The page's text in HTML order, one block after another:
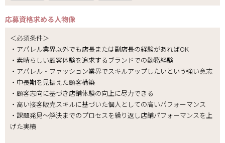
応募資格求める人物像
＜必須条件＞
・アパレル業界以外でも店長または副店長の経験があればOK
・素晴らしい顧客体験を追求するブランドでの勤務経験
・アパレル・ファッション業界でスキルアップしたいという強い意志
・中長期を見据えた顧客構築
・顧客志向に基づき店舗体験の向上に尽力できる
・高い接客販売スキルに基づいた個人としての高いパフォーマンス
・課題発見～解決までのプロセスを繰り返し店舗パフォーマンスを上
げた実績